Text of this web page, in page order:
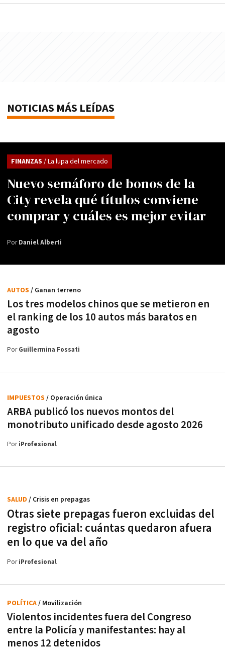
NOTICIAS MÁS LEÍDAS
Nuevo semáforo de bonos de la
City revela qué títulos conviene
comprar y cuáles es mejor evitar
FINANZAS / La lupa del mercado
PorDaniel Alberti
Los tres modelos chinos que se metieron en
el ranking de los 10 autos más baratos en
agosto
AUTOS / Ganan terreno
PorGuillermina Fossati
ARBA publicó los nuevos montos del
monotributo unificado desde agosto 2026
IMPUESTOS / Operación única
PoriProfesional
Otras siete prepagas fueron excluidas del
registro oficial: cuántas quedaron afuera
en lo que va del año
SALUD / Crisis en prepagas
PoriProfesional
Violentos incidentes fuera del Congreso
entre la Policía y manifestantes: hay al
menos 12 detenidos
POLÍTICA/ Movilización